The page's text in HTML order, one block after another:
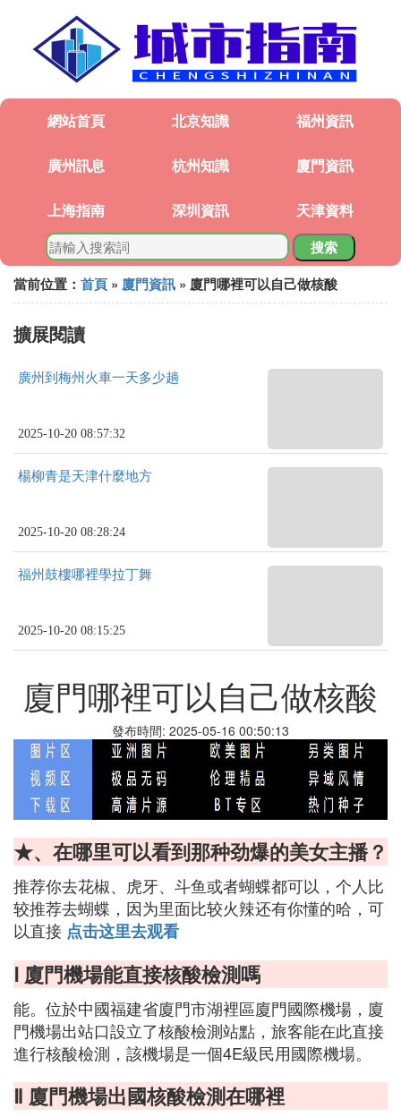
網站首頁 北京知識 福州資訊
廣州訊息 杭州知識 廈門資訊
上海指南 深圳資訊 天津資料
搜索
當前位置： 首頁 » 廈門資訊 » 廈門哪裡可以自己做核酸
擴展閱讀
廣州到梅州火車一天多少趟
2025-10-20 08:57:32
楊柳青是天津什麼地方
2025-10-20 08:28:24
福州鼓樓哪裡學拉丁舞
2025-10-20 08:15:25
廈門哪裡可以自己做核酸
發布時間: 2025-05-16 00:50:13
★、在哪里可以看到那种劲爆的美女主播？
推荐你去花椒、虎牙、斗鱼或者蝴蝶都可以，个人比
较推荐去蝴蝶，因为里面比较火辣还有你懂的哈，可
以直接 点击这里去观看
Ⅰ 廈門機場能直接核酸檢測嗎
能。位於中國福建省廈門市湖裡區廈門國際機場，廈
門機場出站口設立了核酸檢測站點，旅客能在此直接
進行核酸檢測，該機場是一個4E級民用國際機場。
Ⅱ 廈門機場出國核酸檢測在哪裡